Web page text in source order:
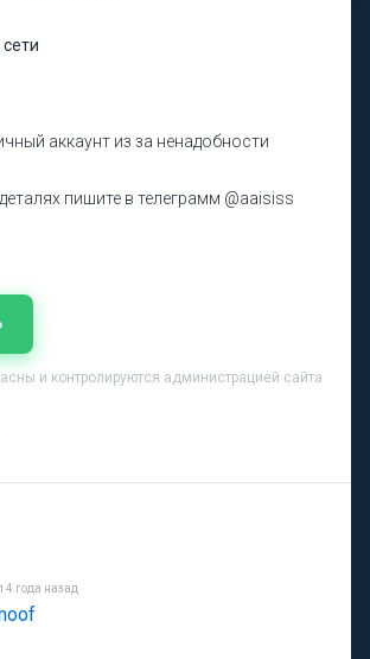
аккаунт из за ненадобности
пишите в телеграмм @aaisiss
и контролируются администрацией сайта
4 года назад